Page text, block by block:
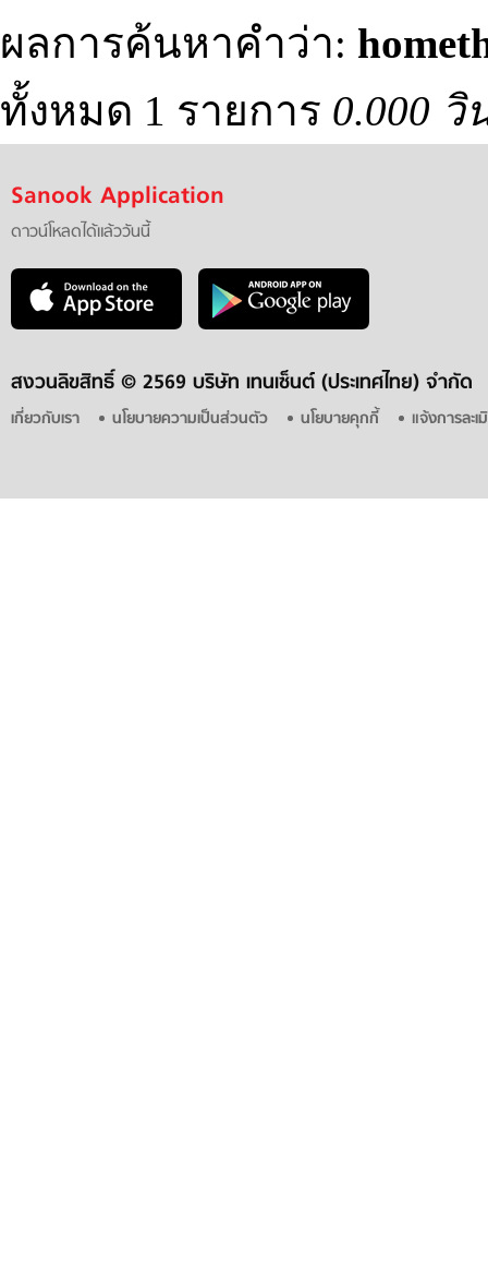
ผลการค้นหาคำว่า:
ทั้งหมด 1 รายการ 0.000 วิ
Sanook Application
ดาวน์โหลดได้แล้ววันนี้
สงวนลิขสิทธิ์ © 2569 บริษัท เทนเซ็นต์ (ประเทศไทย) จำกัด
เกี่ยวกับเรา นโยบายความเป็นส่วนตัว นโยบายคุกกี้ แจ้งการละ